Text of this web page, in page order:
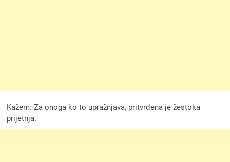
Kažem: Za onoga ko to upražnjava, pritvrđena je žestoka
prijetnja.